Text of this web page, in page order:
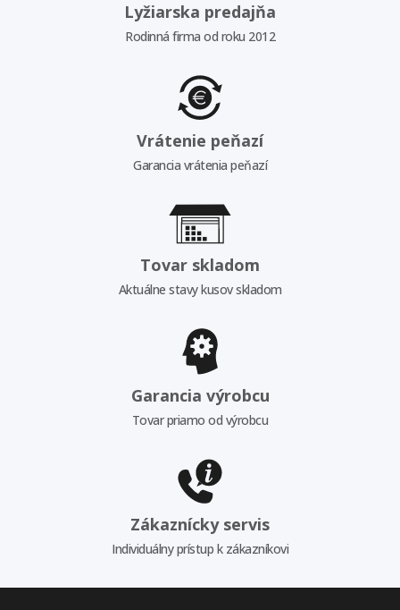
Lyžiarska predajňa
Rodinná firma od roku 2012
Vrátenie peňazí
Garancia vrátenia peňazí
Tovar skladom
Aktuálne stavy kusov skladom
Garancia výrobcu
Tovar priamo od výrobcu
Zákaznícky servis
Individuálny prístup k zákazníkovi